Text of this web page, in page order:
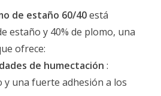
de estaño 60/40está
estaño y 40% de plomo, una
ofrece:
de humectación :
una fuerte adhesión a los